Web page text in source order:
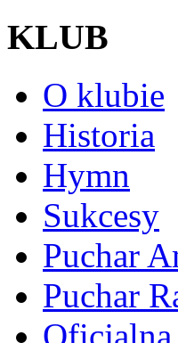
KLUB
O klubie
Historia
Hymn
Sukcesy
Puchar
Puchar
Oficjalna